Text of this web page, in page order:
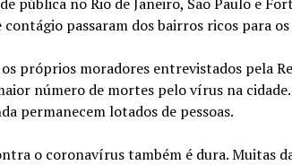
contágio passaram dos bairros ricos para
próprios moradores entrevistados pela
número de mortes pelo vírus na
permanecem lotados de pessoas.
o coronavírus também é dura. Muitas